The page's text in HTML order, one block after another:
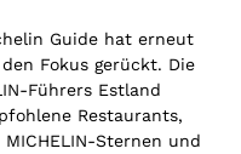
Guide hat erneut
Fokus gerückt. Die
Führers Estland
Restaurants,
Sternen und